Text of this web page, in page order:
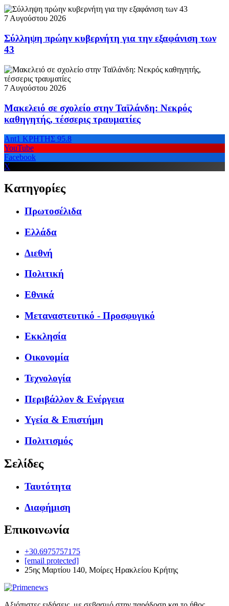
7 Αυγούστου 2026
Σύλληψη πρώην κυβερνήτη για την εξαφάνιση των
43
7 Αυγούστου 2026
Μακελειό σε σχολείο στην Ταϊλάνδη: Νεκρός
καθηγητής, τέσσερις τραυματίες
Ant1 ΚΡΗΤΗΣ 95.8
YouTube
Facebook
X
Κατηγορίες
Πρωτοσέλιδα
Ελλάδα
Διεθνή
Πολιτική
Εθνικά
Μεταναστευτικό - Προσφυγικό
Εκκλησία
Οικονομία
Τεχνολογία
Περιβάλλον & Ενέργεια
Υγεία & Επιστήμη
Πολιτισμός
Σελίδες
Ταυτότητα
Διαφήμιση
Επικοινωνία
+30.6975757175
[email protected]
25ης Μαρτίου 140, Μοίρες Ηρακλείου Κρήτης